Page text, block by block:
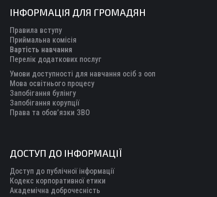
opens
in
new
window
opens
in
new
window
opens
in
new
window
opens
in
new
window
opens
new
ІНФОРМАЦІЯ ДЛЯ ГРОМАДЯН
Правила вступу
Приймальна комісія
Вартість навчання
Перелік додаткових послуг
Умови доступності для навчання осіб з ооп
Мова освітнього процесу
Запобігання булінгу
Запобігання корупції
Права та обов’язки ЗВО
ДОСТУП ДО ІНФОРМАЦІЇ
Доступ до публічної інформації
Кодекс корпоративної етики
Академічна доброчесність